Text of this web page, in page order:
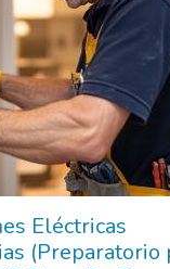
Eléctricas
(Preparatorio